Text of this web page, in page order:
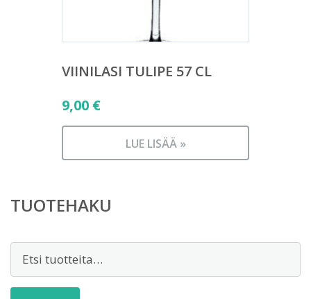
VIINILASI TULIPE 57 CL
9,00 €
LUE LISÄÄ »
TUOTEHAKU
Etsi: